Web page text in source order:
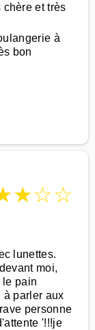
et très
à
bon
★☆☆
lunettes.
moi,
le pain
à parler aux
personne
'!!!je